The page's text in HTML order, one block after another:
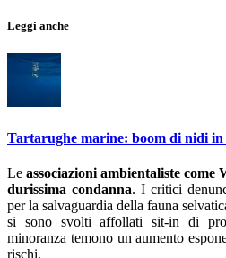
Leggi anche
Tartarughe marine: boom di nidi
Le associazioni ambientaliste come
durissima condanna. I critici
per la salvaguardia della fauna
si sono svolti affollati sit-in di
minoranza temono un aumento
rischi.